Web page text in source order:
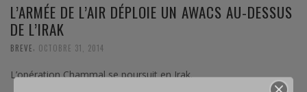
L’ARMÉE DE L’AIR DÉPLOIE UN AWACS AU-DESSUS
DE L’IRAK
BREVE OCTOBRE 31, 2014
L’opération Chammal se poursuit en Irak.